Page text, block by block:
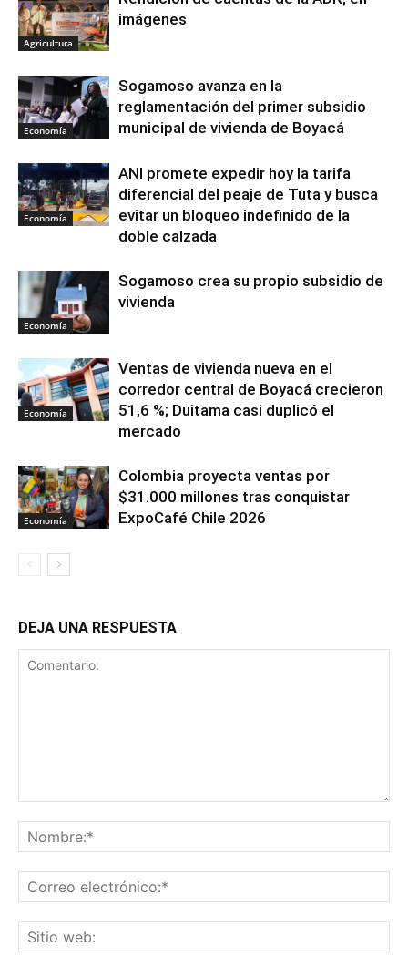
Agricultura
imágenes
Economía
Sogamoso avanza en la
reglamentación del primer subsidio
municipal de vivienda de Boyacá
Economía
ANI promete expedir hoy la tarifa
diferencial del peaje de Tuta y busca
evitar un bloqueo indefinido de la
doble calzada
Economía
Sogamoso crea su propio subsidio de
vivienda
Economía
Ventas de vivienda nueva en el
corredor central de Boyacá crecieron
51,6 %; Duitama casi duplicó el
mercado
Economía
Colombia proyecta ventas por
$31.000 millones tras conquistar
ExpoCafé Chile 2026
DEJA UNA RESPUESTA